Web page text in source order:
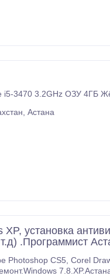
3470 3.2GHz ОЗУ 4ГБ
Астана
установка
.Программист
CS5, Corel Draw X5 ,